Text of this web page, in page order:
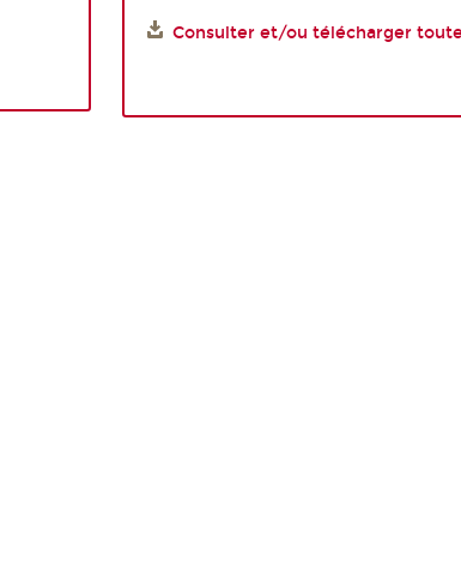
Consulter et/ou télécharger